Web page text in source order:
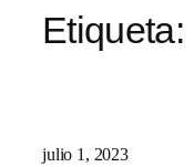
Etiqueta:
julio 1, 2023